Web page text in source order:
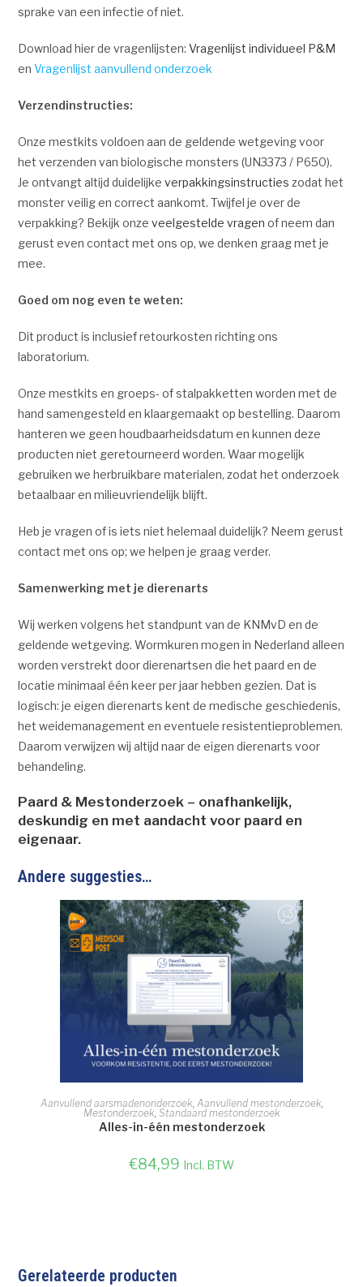
sprake van een infectie of niet.
Download hier de vragenlijsten:Vragenlijst individueel P&M
enVragenlijst aanvullend onderzoek
Verzendinstructies:
Onze mestkits voldoen aan de geldende wetgeving voor
het verzenden van biologische monsters (UN3373 / P650).
Je ontvangt altijd duidelijkeverpakkingsinstructies zodat het
monster veilig en correct aankomt. Twijfel je over de
verpakking? Bekijk onzeveelgestelde vragen of neem dan
gerust even contact met ons op, we denken graag met je
mee.
Goed om nog even te weten:
Dit product is inclusief retourkosten richting ons
laboratorium.
Onze mestkits en groeps- of stalpakketten worden met de
hand samengesteld en klaargemaakt op bestelling. Daarom
hanteren we geen houdbaarheidsdatum en kunnen deze
producten niet geretourneerd worden. Waar mogelijk
gebruiken we herbruikbare materialen, zodat het onderzoek
betaalbaar en milieuvriendelijk blijft.
Heb je vragen of is iets niet helemaal duidelijk? Neem gerust
contact met ons op; we helpen je graag verder.
Samenwerking met je dierenarts
Wij werken volgens het standpunt van de KNMvD en de
geldende wetgeving. Wormkuren mogen in Nederland alleen
worden verstrekt door dierenartsen die het paard en de
locatie minimaal één keer per jaar hebben gezien. Dat is
logisch: je eigen dierenarts kent de medische geschiedenis,
het weidemanagement en eventuele resistentieproblemen.
Daarom verwijzen wij altijd naar de eigen dierenarts voor
behandeling.
Paard & Mestonderzoek – onafhankelijk,
deskundig en met aandacht voor paard en
eigenaar.
Andere suggesties…
TOEVOEGEN AAN WINKELWAGEN
Aanvullend aarsmadenonderzoek Aanvullend mestonderzoek
Mestonderzoek Standaard mestonderzoek
Alles-in-één mestonderzoek
€84,99 Incl. BTW
Gerelateerde producten